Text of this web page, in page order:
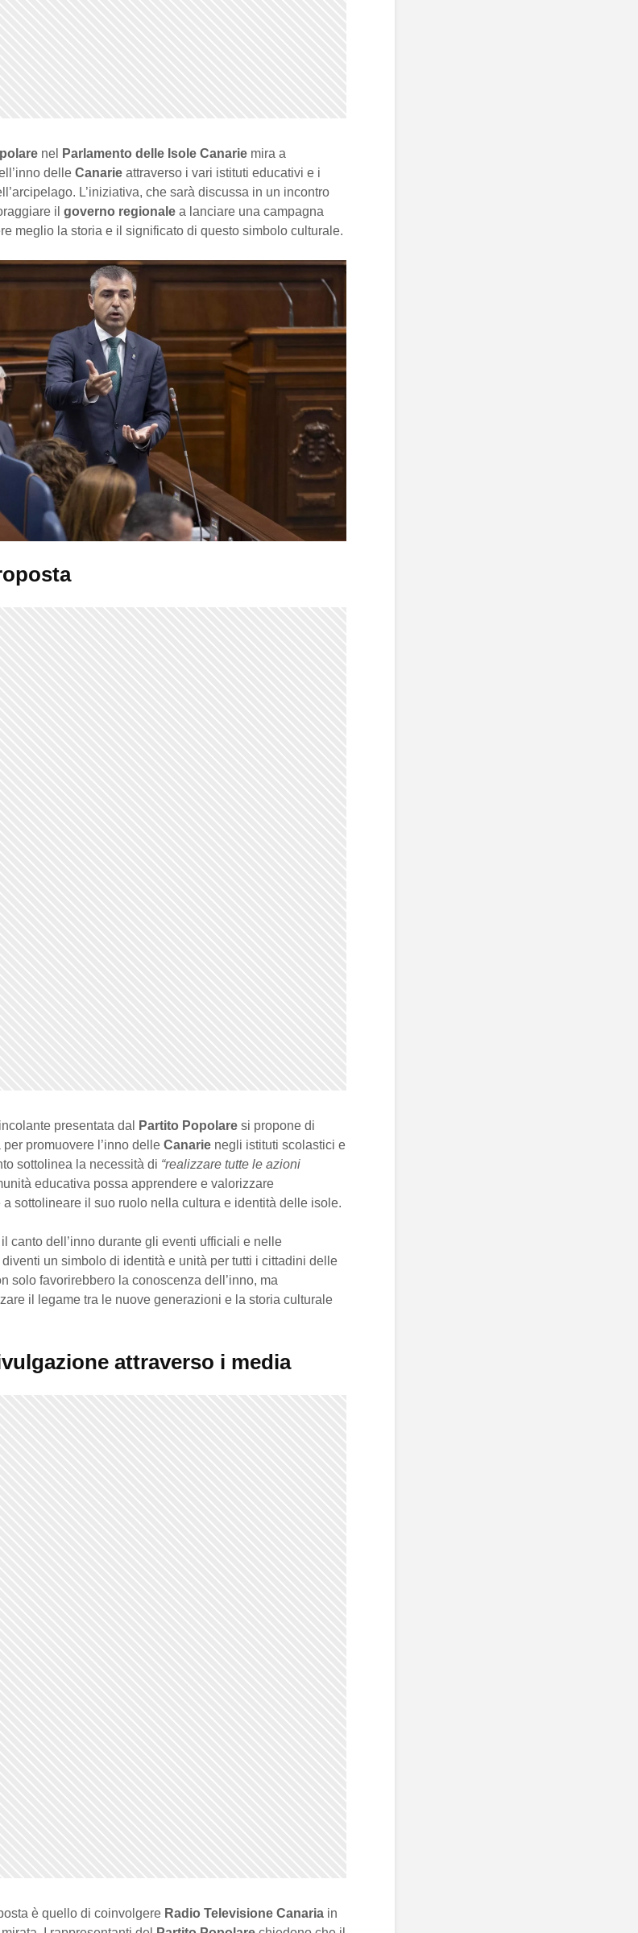
nel Parlamento delle Isole Canarie mira a
delle Canarie attraverso i vari istituti educativi e i
L’iniziativa, che sarà discussa in un incontro
il governo regionale a lanciare una campagna
meglio la storia e il significato di questo simbolo culturale.
presentata dal Partito Popolare si propone di
promuovere l’inno delle Canarie negli istituti scolastici e
sottolinea la necessità di “realizzare tutte le azioni
educativa possa apprendere e valorizzare
a sottolineare il suo ruolo nella cultura e identità delle isole.
canto dell’inno durante gli eventi ufficiali e nelle
un simbolo di identità e unità per tutti i cittadini delle
solo favorirebbero la conoscenza dell’inno, ma
il legame tra le nuove generazioni e la storia culturale
attraverso i media
è quello di coinvolgere Radio Televisione Canaria in